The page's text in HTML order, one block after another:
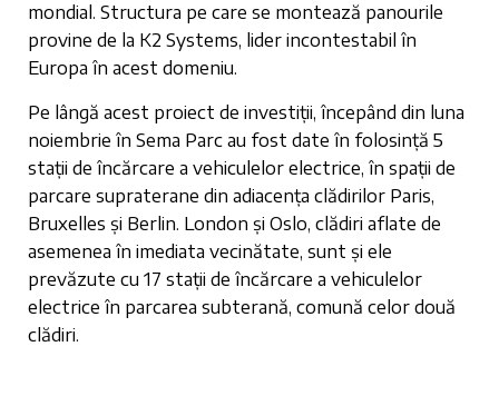
mondial. Structura pe care se montează panourile
provine de la K2 Systems, lider incontestabil în
Europa în acest domeniu.
Pe lângă acest proiect de investiții, începând din luna
noiembrie în Sema Parc au fost date în folosință 5
stații de încărcare a vehiculelor electrice, în spații de
parcare supraterane din adiacența clădirilor Paris,
Bruxelles și Berlin. London și Oslo, clădiri aflate de
asemenea în imediata vecinătate, sunt și ele
prevăzute cu 17 stații de încărcare a vehiculelor
electrice în parcarea subterană, comună celor două
clădiri.